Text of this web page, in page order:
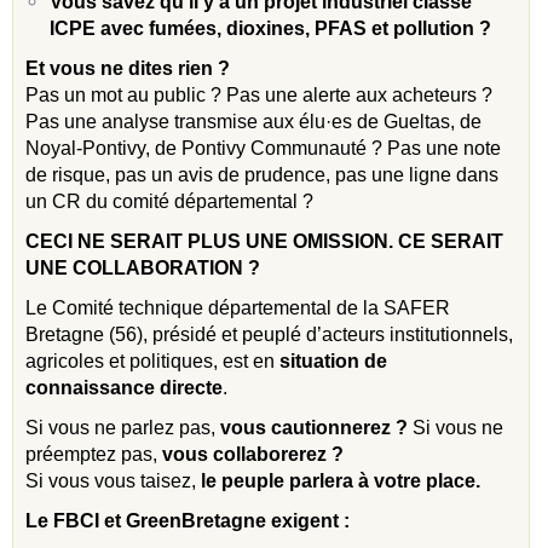
ICPE avec fumées, dioxines, PFAS et pollution ?
Et vous ne dites rien ?
Pas un mot au public ? Pas une alerte aux acheteurs ?
Pas une analyse transmise aux élu·es de Gueltas, de
Noyal-Pontivy, de Pontivy Communauté ? Pas une note
de risque, pas un avis de prudence, pas une ligne dans
un CR du comité départemental ?
CECI NE SERAIT PLUS UNE OMISSION. CE SERAIT
UNE COLLABORATION ?
Le Comité technique départemental de la SAFER
Bretagne (56), présidé et peuplé d’acteurs institutionnels,
agricoles et politiques, est en situation de
connaissance directe.
Si vous ne parlez pas, vous cautionnerez ? Si vous ne
préemptez pas, vous collaborerez ?
Si vous vous taisez, le peuple parlera à votre place.
Le FBCI et GreenBretagne exigent :